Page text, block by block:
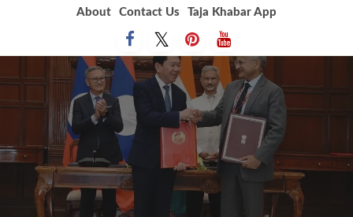
About Contact Us Taja Khabar App